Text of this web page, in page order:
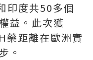
印度共50多個
益。此次獲
藥距離在歐洲實
。